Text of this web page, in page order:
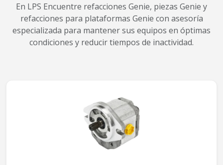
En LPS Encuentre refacciones Genie, piezas Genie y
refacciones para plataformas Genie con asesoría
especializada para mantener sus equipos en óptimas
condiciones y reducir tiempos de inactividad.